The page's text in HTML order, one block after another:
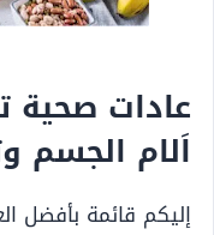
عادات
اَلام الجسم
إليكم قائمة بأفضل